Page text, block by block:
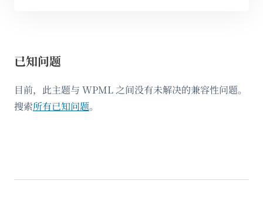
已知问题
目前，此主题与 WPML 之间没有未解决的兼容性问题。
搜索所有已知问题。